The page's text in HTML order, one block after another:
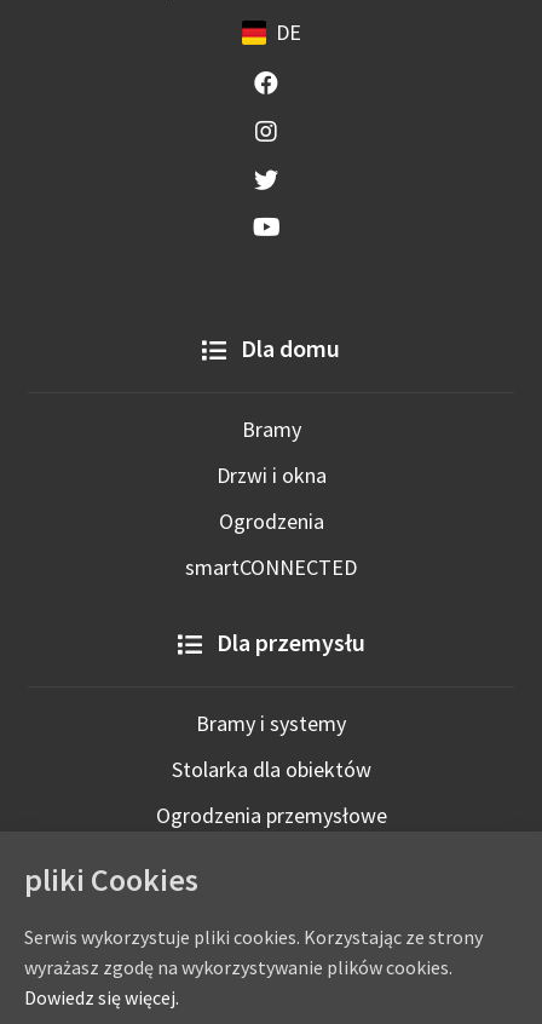
DE
Dla domu
Bramy
Drzwi i okna
Ogrodzenia
smartCONNECTED
Dla przemysłu
Bramy i systemy
Stolarka dla obiektów
Ogrodzenia przemysłowe
pliki Cookies
Serwis wykorzystuje pliki cookies. Korzystając ze strony
wyrażasz zgodę na wykorzystywanie plików cookies.
Dowiedz się więcej.